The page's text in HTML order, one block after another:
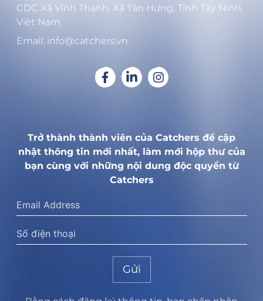
CDC Xã Vĩnh Thạnh, Xã Tân Hưng, Tỉnh Tây Ninh,
Việt Nam
Email: info@catchers.vn
Trở thành thành viên của Catchers để cập
nhật thông tin mới nhất, làm mới hộp thư của
bạn cùng với những nội dung độc quyền từ
Catchers
Gửi